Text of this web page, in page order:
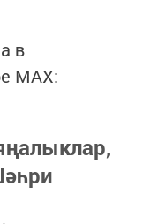
в
MАХ: